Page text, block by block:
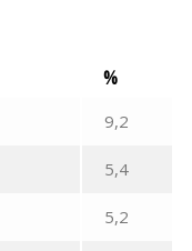
%
9,2
5,4
5,2